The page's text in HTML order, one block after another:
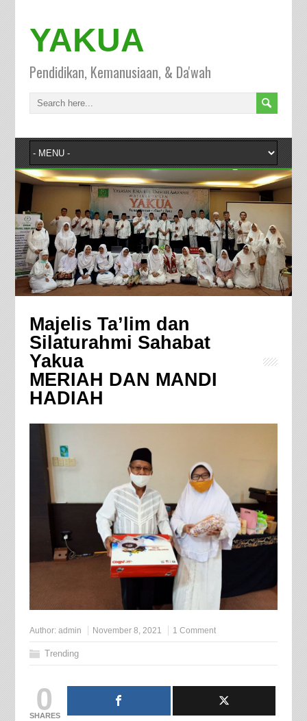
YAKUA
Pendidikan, Kemanusiaan, & Da'wah
Majelis Ta’lim dan
Silaturahmi Sahabat
Yakua
MERIAH DAN MANDI
HADIAH
Author: admin November 8, 2021 1 Comment
Trending
0
SHARES